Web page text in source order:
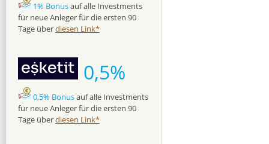
1% Bonusauf alle Investments
für neue Anleger für die ersten 90
Tage überdiesen Link*
0,5%
0,5% Bonusauf alle Investments
für neue Anleger für die ersten 90
Tage überdiesen Link*